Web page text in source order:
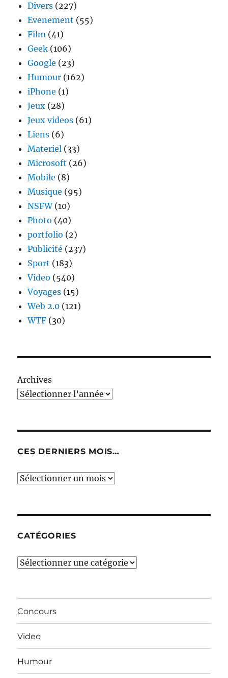
Divers (227)
Evenement (55)
Film (41)
Geek (106)
Google (23)
Humour (162)
iPhone (1)
Jeux (28)
Jeux videos (61)
Liens (6)
Materiel (33)
Microsoft (26)
Mobile (8)
Musique (95)
NSFW(10)
Photo (40)
portfolio (2)
Publicité (237)
Sport (183)
Video (540)
Voyages (15)
Web 2.0 (121)
WTF (30)
Archives
CES DERNIERS MOIS…
Ces
CATÉGORIES
Catégories
Concours
Video
Humour